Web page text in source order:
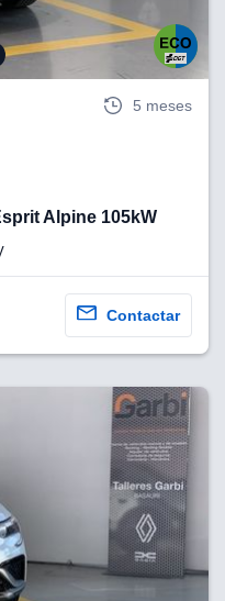
5 meses
Alpine 105kW
Contactar